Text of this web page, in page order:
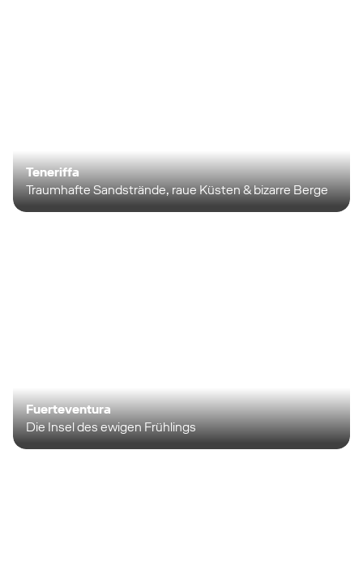
Teneriffa
Traumhafte Sandstrände, raue Küsten & bizarre Berge
Fuerteventura
Die Insel des ewigen Frühlings